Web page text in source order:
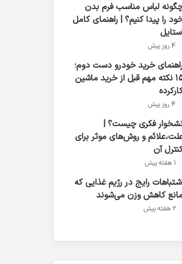
لباس مناسب فرم بدن
را پیدا کنیم؟ | راهنمای کامل
4 روز پیش
خرید خودرو دست دوم؛
۱۵ نکته مهم قبل از خرید ماشین
4 روز پیش
فکری چیست؟ |
و روش‌های موثر برای
آن
1 هفته پیش
رایج در رژیم غذایی که
کاهش وزن می‌شوند
2 هفته پیش